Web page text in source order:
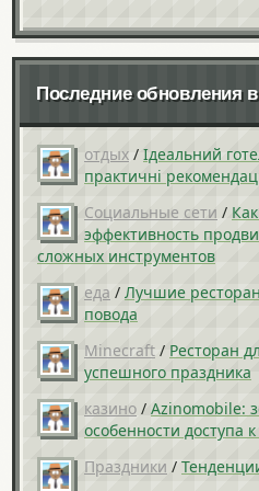
Последние обновления
отдых / Ідеальний
практичні
Социальные сети /
эффективность
сложных инструментов
еда / Лучшие
повода
Minecraft / Ресторан
успешного праздника
казино / Azinomobile:
особенности доступа
Праздники /